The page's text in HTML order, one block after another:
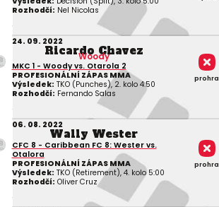
Rozhodčí: Nel Nicolas
24. 09. 2022
Ricardo Chavez
Woody
MKC 1 - Woody vs. Otarola 2
PROFESIONÁLNÍ ZÁPAS MMA
Výsledek: TKO (Punches), 2. kolo 4:50
Rozhodčí: Fernando Salas
prohra
06. 08. 2022
Wally Wester
CFC 8 - Caribbean FC 8: Wester vs.
Otalora
PROFESIONÁLNÍ ZÁPAS MMA
Výsledek: TKO (Retirement), 4. kolo 5:00
Rozhodčí: Oliver Cruz
prohra